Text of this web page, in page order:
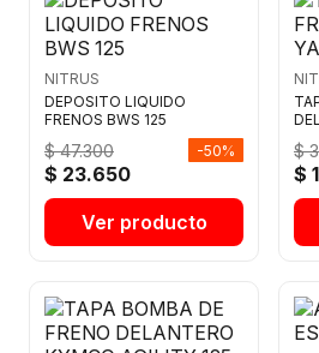
NITRUS
DEPOSITO LIQUIDO
FRENOS BWS 125
$ 47.300
$ 23.650
-50%
Ver producto
$
$